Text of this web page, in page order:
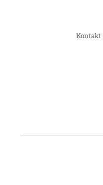
Kontakt